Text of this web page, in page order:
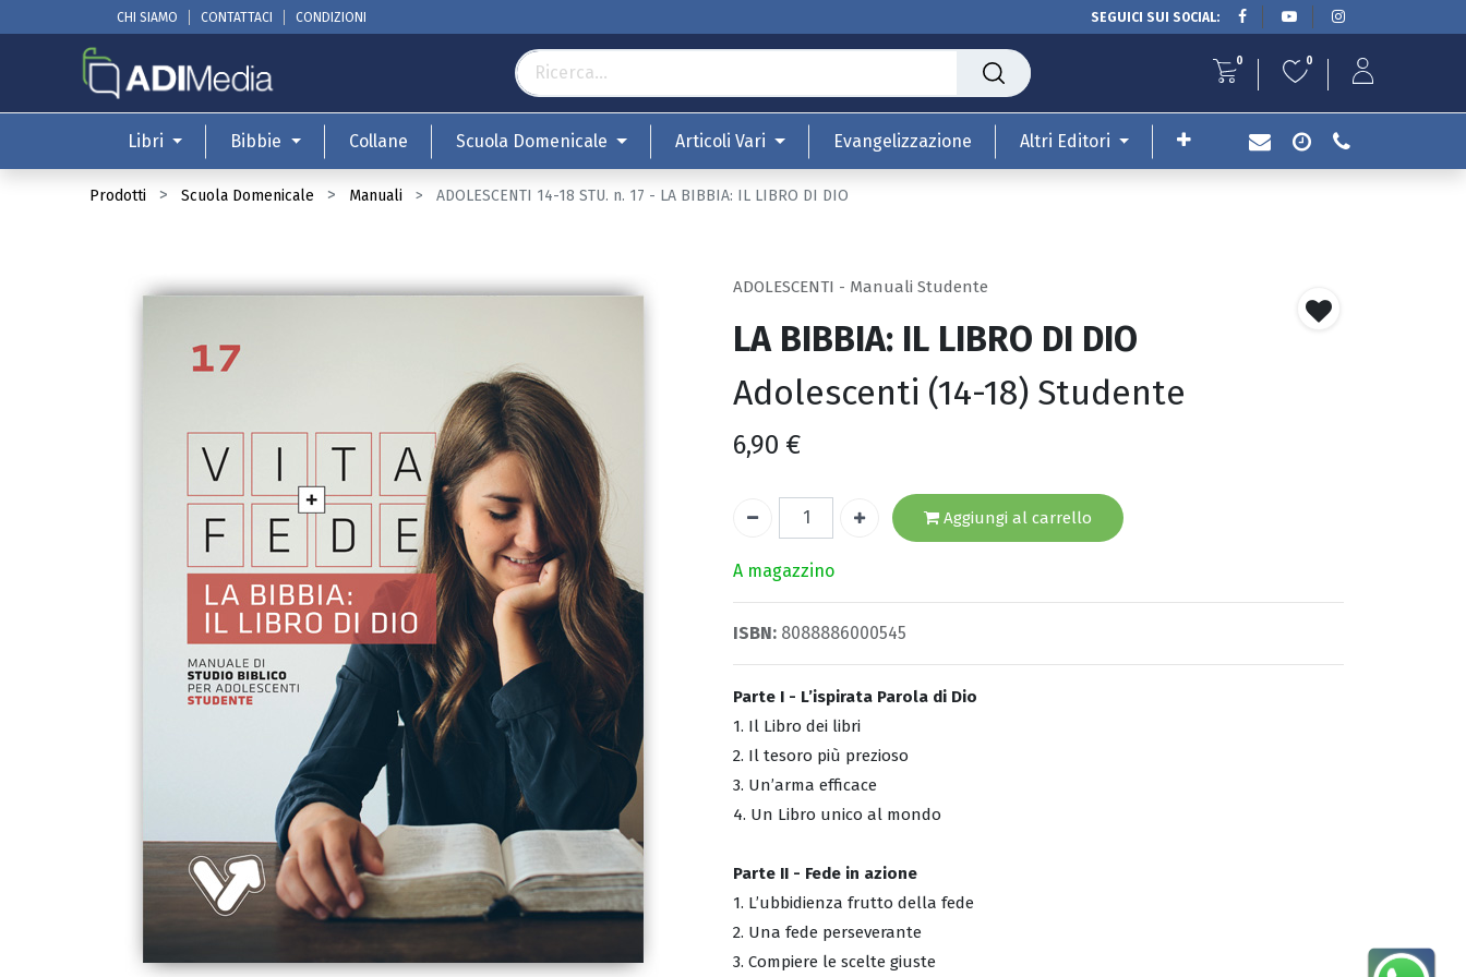
CHI SIAMO CONTATTACI CONDIZIONI SEGUICI SUI SOCIAL:
0 0
Libri Bibbie Collane Scuola Domenicale Articoli Vari Evangelizzazione Altri Editori
Prodotti Scuola Domenicale Manuali ADOLESCENTI 14-18 STU. n. 17 - LA BIBBIA: IL LIBRO DI DIO
ADOLESCENTI - Manuali Studente
LA BIBBIA: IL LIBRO DI DIO
Adolescenti (14-18) Studente
6,90 €
Aggiungi al carrello
A magazzino
ISBN: 8088886000545
Parte I - L’ispirata Parola di Dio
1. Il Libro dei libri
2. Il tesoro più prezioso
3. Un’arma efficace
4. Un Libro unico al mondo
Parte II - Fede in azione
1. L’ubbidienza frutto della fede
2. Una fede perseverante
3. Compiere le scelte giuste